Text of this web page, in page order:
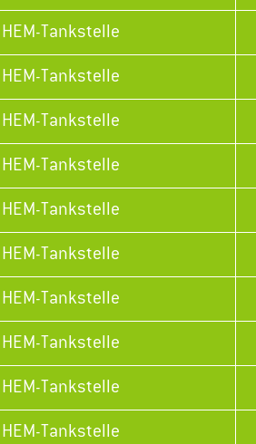
HEM-Tankstelle
HEM-Tankstelle
HEM-Tankstelle
HEM-Tankstelle
HEM-Tankstelle
HEM-Tankstelle
HEM-Tankstelle
HEM-Tankstelle
HEM-Tankstelle
HEM-Tankstelle